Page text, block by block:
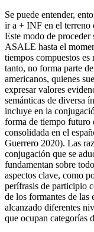
Se puede entender,
ir a + INF en el terreno
Este modo de
ASALE hasta el
tiempos compuestos
tanto, no forma parte
americanos, quienes
expresar valores
semánticas de diversa
incluye en la
forma de tiempo futuro
consolidada en el
Guerrero 2020). Las
conjugación que se
fundamentan sobre
aspectos clave, como
perífrasis de participio
de los formantes de las
alcanzado diferentes
que ocupan categorías